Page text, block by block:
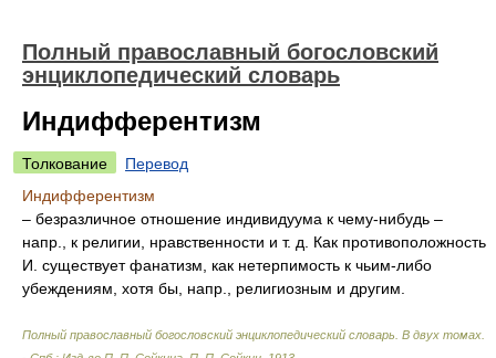
Полный православный богословский
энциклопедический словарь
Индифферентизм
Толкование
Перевод
Индифферентизм
– безразличное отношение индивидуума к чему-нибудь –
напр., к религии, нравственности и т. д. Как противоположность
И. существует фанатизм, как нетерпимость к чьим-либо
убеждениям, хотя бы, напр., религиозным и другим.
Полный православный богословский энциклопедический словарь. В двух томах.